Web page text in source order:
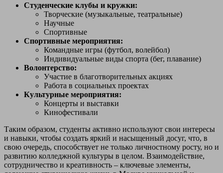
Студенческие клубы и кружки:
Творческие (музыкальные, театральные)
Научные
Спортивные
Спортивные мероприятия:
Командные игры (футбол, волейбол)
Индивидуальные виды спорта (бег, плавание)
Волонтерство:
Участие в благотворительных акциях
Работа в социальных проектах
Культурные мероприятия:
Концерты и выставки
Кинофестивали
Таким образом, студенты активно используют свои интересы
и навыки, чтобы создать яркий и насыщенный досуг, что, в
свою очередь, способствует не только личностному росту, но и
развитию колледжной культуры в целом. Взаимодействие,
сотрудничество и креативность – ключевые элементы,